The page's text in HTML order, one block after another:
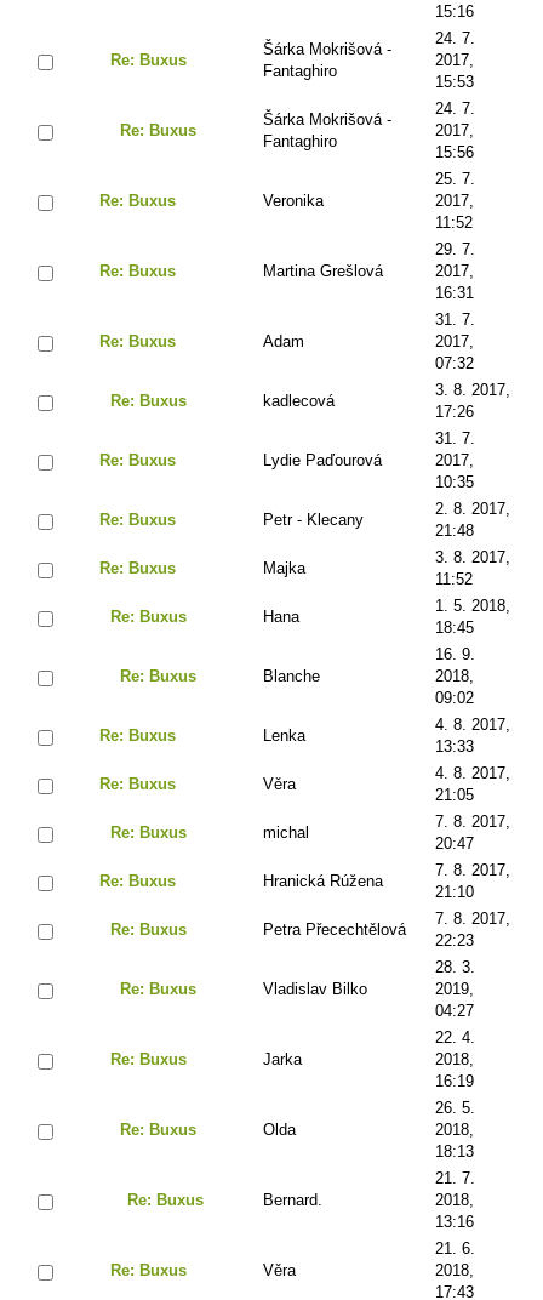
15:16
Re: Buxus
Šárka Mokrišová -
Fantaghiro
24. 7.
2017,
15:53
Re: Buxus
Šárka Mokrišová -
Fantaghiro
24. 7.
2017,
15:56
Re: Buxus Veronika
25. 7.
2017,
11:52
Re: Buxus Martina Grešlová
29. 7.
2017,
16:31
Re: Buxus Adam
31. 7.
2017,
07:32
Re: Buxus kadlecová
3. 8. 2017,
17:26
Re: Buxus Lydie Paďourová
31. 7.
2017,
10:35
Re: Buxus Petr - Klecany
2. 8. 2017,
21:48
Re: Buxus Majka
3. 8. 2017,
11:52
Re: Buxus Hana
1. 5. 2018,
18:45
Re: Buxus Blanche
16. 9.
2018,
09:02
Re: Buxus Lenka
4. 8. 2017,
13:33
Re: Buxus Věra
4. 8. 2017,
21:05
Re: Buxus michal
7. 8. 2017,
20:47
Re: Buxus Hranická Rúžena
7. 8. 2017,
21:10
Re: Buxus Petra Přecechtělová
7. 8. 2017,
22:23
Re: Buxus Vladislav Bilko
28. 3.
2019,
04:27
Re: Buxus Jarka
22. 4.
2018,
16:19
Re: Buxus Olda
26. 5.
2018,
18:13
Re: Buxus Bernard.
21. 7.
2018,
13:16
Re: Buxus Věra
21. 6.
2018,
17:43